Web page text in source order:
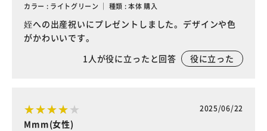
カラー : ライトグリーン ｜ 種類 : 本体 購入
姪への出産祝いにプレゼントしました。デザインや色
がかわいいです。
1人が役に立ったと回答 役に立った
2025/06/22
Mmm(女性)